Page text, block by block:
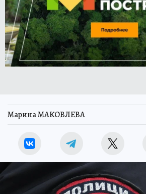
Марина МАКОВЛЕВА